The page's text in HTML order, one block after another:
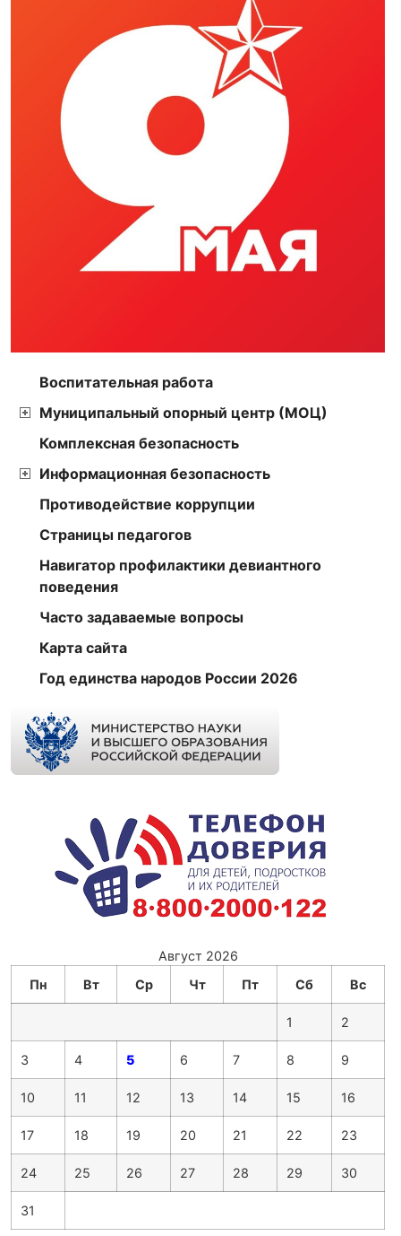
Воспитательная работа
Муниципальный опорный центр (МОЦ)
Комплексная безопасность
Информационная безопасность
Противодействие коррупции
Страницы педагогов
Навигатор профилактики девиантного
поведения
Часто задаваемые вопросы
Карта сайта
Год единства народов России 2026
Август 2026
Пн
Вт Ср Чт Пт Сб Вс
1 2
3 4 5 6 7 8 9
10 11 12 13 14 15 16
17 18 19 20 21 22 23
24 25 26 27 28 29 30
31